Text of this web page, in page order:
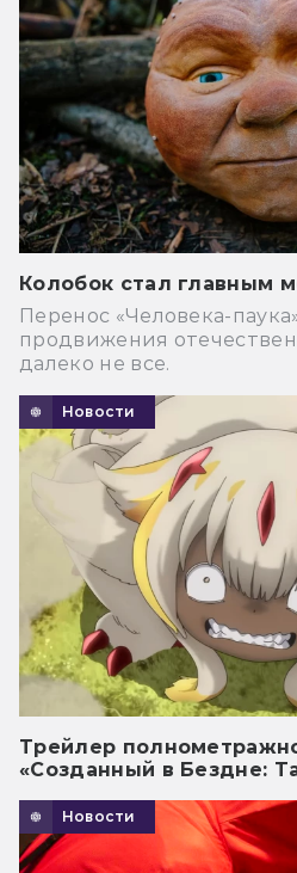
Колобок стал главным
Перенос «Человека-
продвижения
далеко не все.
Новости
Трейлер
«Созданный в Бездне:
Новости